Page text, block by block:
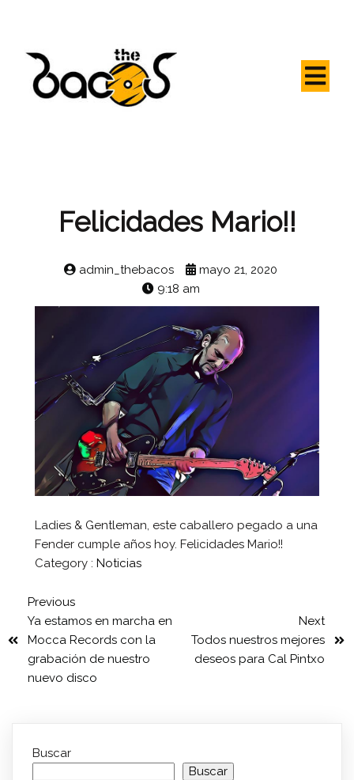
Felicidades Mario!!
admin_thebacos
mayo 21, 2020
9:18 am
Ladies & Gentleman, este caballero pegado a una
Fender cumple años hoy. Felicidades Mario!!
Category : Noticias
Previous
Ya estamos en marcha en
Mocca Records con la
grabación de nuestro
nuevo disco
Next
Todos nuestros mejores
deseos para Cal Pintxo
Buscar
Buscar